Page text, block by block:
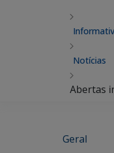
Notícias
Abertas
Geral